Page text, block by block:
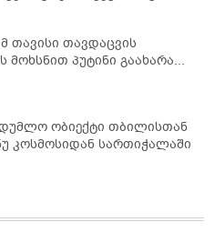
ჩაუშლია
თავისი თავდაცვის
მოხსნით პუტინი გაახარა...
ობიექტი თბილისთან
ახლოს ანუ კოსმოსიდან სართიჭალაში